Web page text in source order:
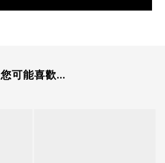
您可能喜歡...